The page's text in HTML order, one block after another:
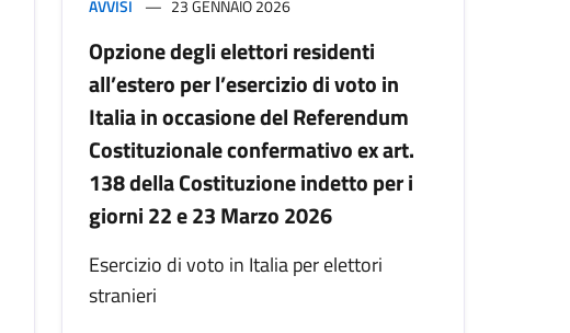
AVVISI 23 GENNAIO 2026
Opzione degli elettori residenti
all’estero per l’esercizio di voto in
Italia in occasione del Referendum
Costituzionale confermativo ex art.
138 della Costituzione indetto per i
giorni 22 e 23 Marzo 2026
Esercizio di voto in Italia per elettori
stranieri